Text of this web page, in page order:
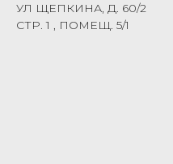
УЛ ЩЕПКИНА, Д. 60/2
СТР. 1 , ПОМЕЩ. 5/1